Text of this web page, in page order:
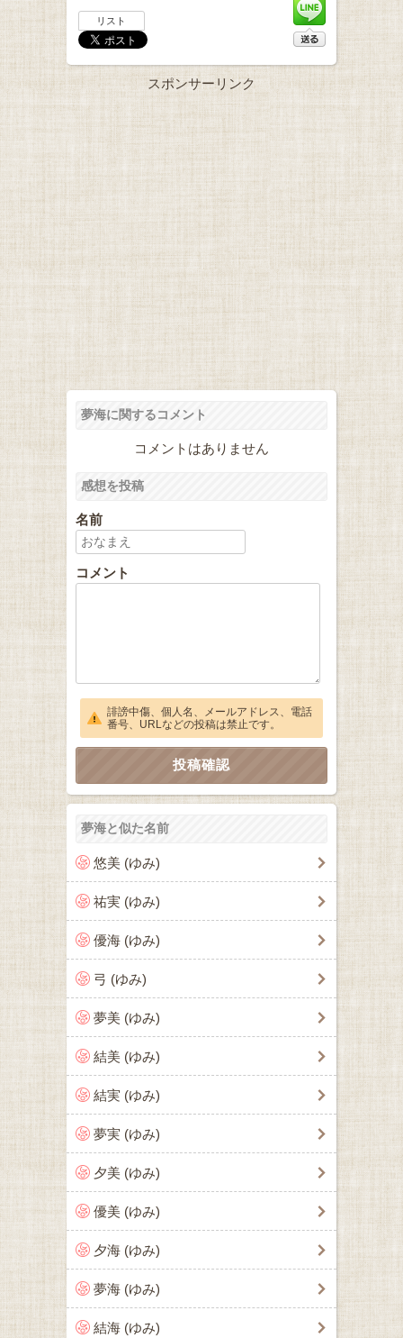
リスト
スポンサーリンク
夢海に関するコメント
コメントはありません
感想を投稿
名前
コメント
誹謗中傷、個人名、メールアドレス、電話
番号、URLなどの投稿は禁止です。
夢海と似た名前
悠美 (ゆみ)
祐実 (ゆみ)
優海 (ゆみ)
弓 (ゆみ)
夢美 (ゆみ)
結美 (ゆみ)
結実 (ゆみ)
夢実 (ゆみ)
夕美 (ゆみ)
優美 (ゆみ)
夕海 (ゆみ)
夢海 (ゆみ)
結海 (ゆみ)